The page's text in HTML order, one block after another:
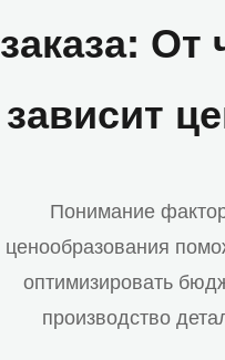
заказа: От
зависит
Понимание
ценообразования
оптимизировать
производство